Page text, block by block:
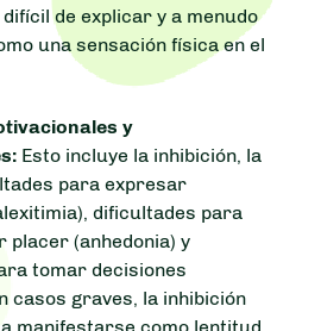
de explicar y a menudo
una sensación física en el
y
Esto incluye la inhibición, la
para expresar
dificultades para
placer (anhedonia) y
tomar decisiones
casos graves, la inhibición
manifestarse como lentitud